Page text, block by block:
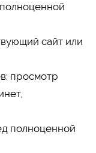
сайт или
просмотр
полноценной